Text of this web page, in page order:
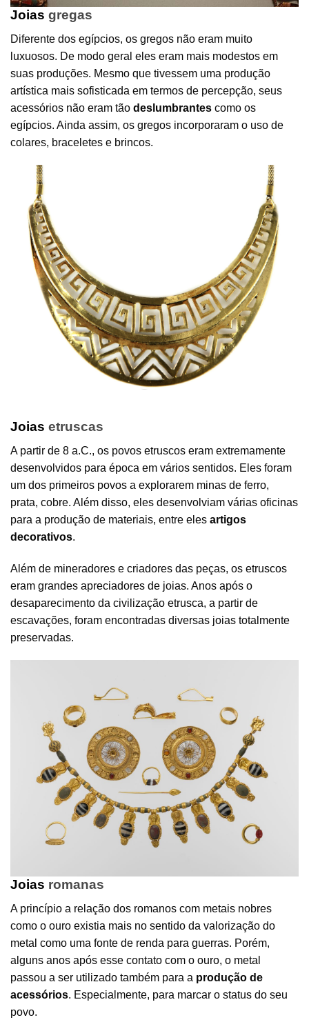
Joias gregas
Diferente dos egípcios, os gregos não eram muito
luxuosos. De modo geral eles eram mais modestos em
suas produções. Mesmo que tivessem uma produção
artística mais sofisticada em termos de percepção, seus
acessórios não eram tão deslumbrantes como os
egípcios. Ainda assim, os gregos incorporaram o uso de
colares, braceletes e brincos.
Joias etruscas
A partir de 8 a.C., os povos etruscos eram extremamente
desenvolvidos para época em vários sentidos. Eles foram
um dos primeiros povos a explorarem minas de ferro,
prata, cobre. Além disso, eles desenvolviam várias oficinas
para a produção de materiais, entre eles artigos
decorativos.
Além de mineradores e criadores das peças, os etruscos
eram grandes apreciadores de joias. Anos após o
desaparecimento da civilização etrusca, a partir de
escavações, foram encontradas diversas joias totalmente
preservadas.
Joias romanas
A princípio a relação dos romanos com metais nobres
como o ouro existia mais no sentido da valorização do
metal como uma fonte de renda para guerras. Porém,
alguns anos após esse contato com o ouro, o metal
passou a ser utilizado também para a produção de
acessórios. Especialmente, para marcar o status do seu
povo.